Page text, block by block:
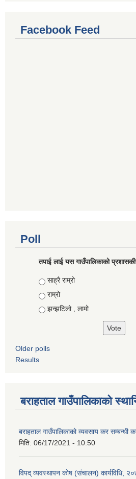
Facebook Feed
Poll
तपाई लाई यस गाउँपालिकाको
Choices
साह्रै राम्रो
राम्रो
झन्झटिलो , लामो
Older polls
Results
बराहताल गाउँपालिकाको
बराहताल गाउँपालिकाको व्यवसाय कर सम्बन्धी
मिति: 06/17/2021 - 10:50
विपद् व्यवस्थापन कोष (संचालन) कार्यविधि,